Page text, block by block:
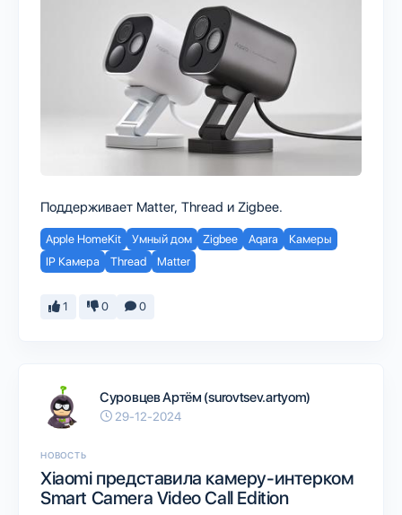
Поддерживает Matter, Thread и Zigbee.
Apple HomeKit Умный дом Zigbee Aqara
Камеры
IP Камера
Thread Matter
1 0 0
Суровцев Артём (surovtsev.artyom)
29-12-2024
НОВОСТЬ
Xiaomi представила камеру-интерком
Smart Camera Video Call Edition